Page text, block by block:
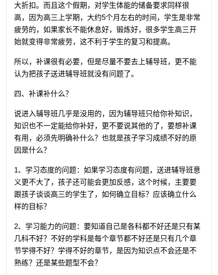
大折扣。而且这个假期，对学生体能的储备要求同样很
高，因为高三上学期，大约5个月左右的时间，学生是非常
疲劳的，如果家长不能休息好，锻炼好，很多学生高三开
始就变得非常疲劳，这不利于学生的复习和提高。
所以，补课很有必要，但是尽量不要去上辅导班，更不能
认为把孩子送进辅导班就没有问题了。
四、补课补什么？
说进入辅导班几乎是没用的，因为辅导班只给你补知识，
知识也不一定能给你补好，更不要说其他的了，要想补课
有用，必须先明确补什么？也就是孩子学习成绩不好的原
因是什么？
1、学习态度的问题：如果学习态度有问题，送进辅导班意
义更不大了，孩子还可能会更加反感，这个时候，主要要
跟孩子谈谈高三的学生了，如何确立目标？应该确立什么
样的目标？
2、学习能力的问题：要知道自己是各科都不好还是只有某
几科不好？不好的学科是每个章节都不好还是只有几个章
节学得不好？学得不好的章节，是因为知识点不会还是不
熟练？还是某些题型不会？